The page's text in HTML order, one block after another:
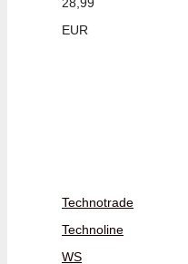
28,99
EUR
Technotrade
Technoline
WS